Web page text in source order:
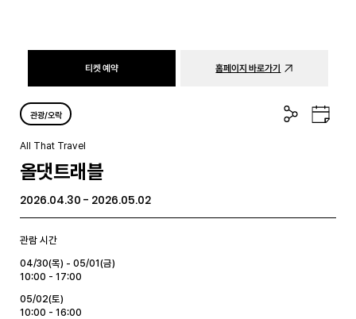
티켓 예약 홈페이지 바로가기
관광/오락
공
유
구
글
All That Travel
올댓트래블
2026.04.30 - 2026.05.02
관람 시간
04/30(목) - 05/01(금)
10:00 - 17:00
05/02(토)
10:00 - 16:00